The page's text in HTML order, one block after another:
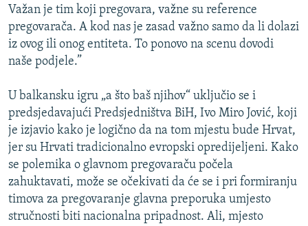
Važan je tim koji pregovara, važne su reference
pregovarača. A kod nas je zasad važno samo da li dolazi
iz ovog ili onog entiteta. To ponovo na scenu dovodi
naše podjele.”
U balkansku igru „a što baš njihov“ uključio se i
predsjedavajući Predsjedništva BiH, Ivo Miro Jović, koji
je izjavio kako je logično da na tom mjestu bude Hrvat,
jer su Hrvati tradicionalno evropski opredijeljeni. Kako
se polemika o glavnom pregovaraču počela
zahuktavati, može se očekivati da će se i pri formiranju
timova za pregovaranje glavna preporuka umjesto
stručnosti biti nacionalna pripadnost. Ali, mjesto